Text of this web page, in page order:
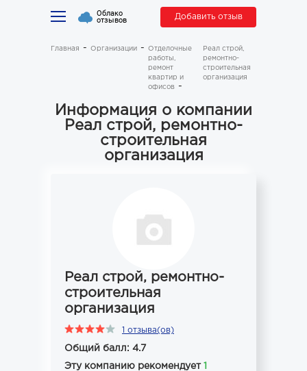
Облако
отзывов Добавить отзыв
Главная Организации
Отделочные
работы,
ремонт
квартир и
офисов
Реал строй,
ремонтно-
строительная
организация
Информация о компании
Реал строй, ремонтно-
строительная
организация
Реал строй, ремонтно-
строительная
организация
1 отзыва(ов)
Общий балл: 4.7
Эту компанию рекомендует 1